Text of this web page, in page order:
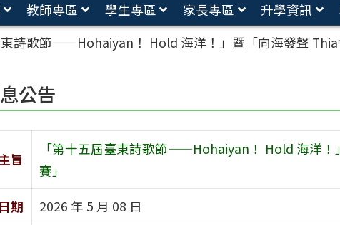
教師專區 學生專區 家長專區 升學資訊
東詩歌節——Hohaiyan！ Hold 海洋！」暨「向海發聲
公告
旨
「第十五屆臺東詩歌節——Hohaiyan！ Hold 海洋
賽」
期
2026 年 5 月 08 日